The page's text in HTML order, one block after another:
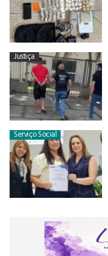
Justiça
Serviço Social